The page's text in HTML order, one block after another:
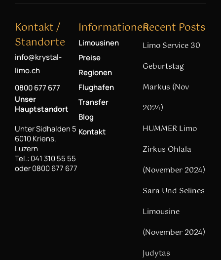
Kontakt /
Standorte
info@krystal-
limo.ch
0800 677 677
Unser
Hauptstandort
Unter Sidhalden 5
6010 Kriens,
Luzern
Tel.: 041 310 55 55
oder 0800 677 677
Informationen
Limousinen
Preise
Regionen
Flughafen
Transfer
Blog
Kontakt
Recent Posts
Limo Service 30
Geburtstag
Markus (Nov
2024)
HUMMER Limo
Zirkus Ohlala
(November 2024)
Sara Und Selines
Limousine
(November 2024)
Judytas